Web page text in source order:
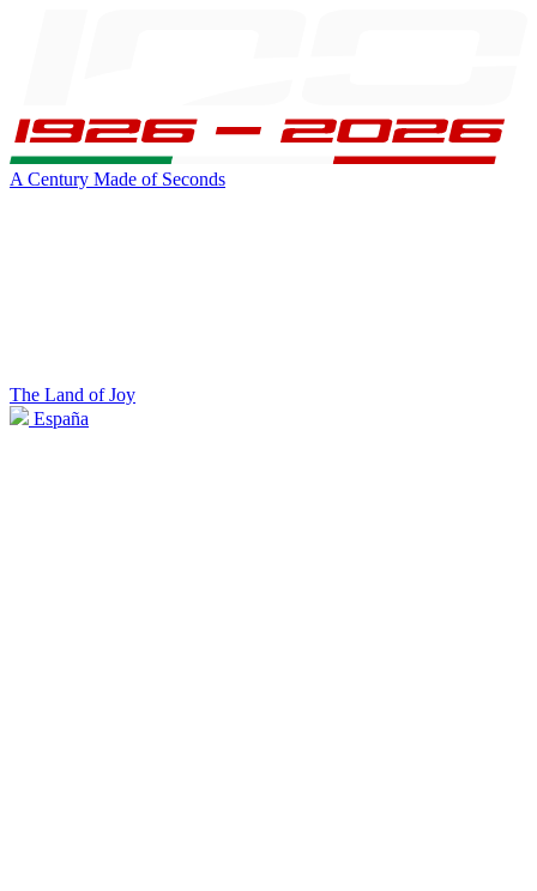
A Century Made of Seconds
The Land of Joy
España